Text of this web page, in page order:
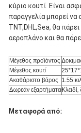
κύριο κουτί. Είναι
παραγγελία μπορεί
TNT,DHL,Sea, θα
αεροπλάνο και θα
Μέγεθος προϊόντος
Μέγεθος κουτί
Ακαθάριστο βάρος
1.55
Δωρεάν εξαρτήματα
Μεταφορά από: